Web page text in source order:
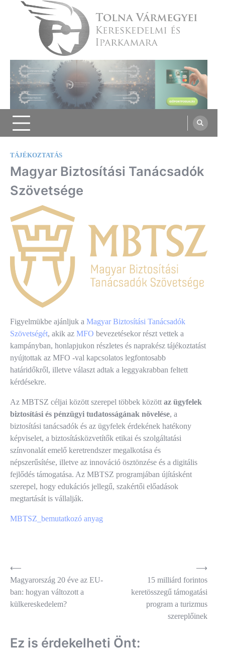
Tolna Vármegyei Kereskedelmi és
Iparkamara
TÁJÉKOZTATÁS
Magyar Biztosítási Tanácsadók
Szövetsége
Figyelmükbe ajánljuk a Magyar Biztosítási Tanácsadók
Szövetségét, akik az MFO bevezetésekor részt vettek a
kampányban, honlapjukon részletes és naprakész tájékoztatást
nyújtottak az MFO -val kapcsolatos legfontosabb
határidőkről, illetve választ adtak a leggyakrabban feltett
kérdésekre.
Az MBTSZ céljai között szerepel többek közöttaz ügyfelek
biztosítási és pénzügyi tudatosságának növelése, a
biztosítási tanácsadók és az ügyfelek érdekének hatékony
képviselet, a biztosításközvetítők etikai és szolgáltatási
színvonalát emelő keretrendszer megalkotása és
népszerűsítése, illetve az innováció ösztönzése és a digitális
fejlődés támogatása. Az MBTSZ programjában újításként
szerepel, hogy edukációs jellegű, szakértői előadások
megtartását is vállalják.
MBTSZ_bemutatkozó anyag
Bejegyzés
navigáció
⟵
Magyarország 20 éve az EU-
ban: hogyan változott a
külkereskedelem?
15 milliárd forintos
keretösszegű támogatási
program a turizmus
szereplőinek
⟶
Ez is érdekelheti Önt: